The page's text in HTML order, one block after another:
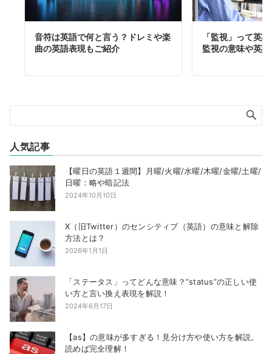
音符は英語で何と言う？ドレミや楽
曲の英語表現もご紹介
「監視」って英
監視の意味や英
人気記事
【曜日の英語１週間】月曜/火曜/水曜/木曜/金曜/土曜/
日曜：略や暗記法
2024年10月10日
X（旧Twitter）のセンシティブ（英語）の意味と解除
方法とは？
2026年1月1日
「ステータス」ってどんな意味？”status”の正しい使
い方と言い換え表現を解説！
2024年6月17日
【as】の意味が多すぎる！見分け方や使い方を解説。
読めば完全理解！